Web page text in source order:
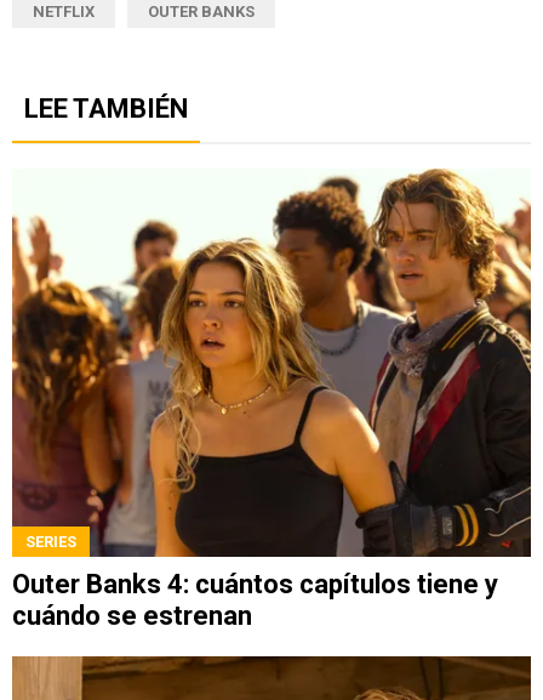
NETFLIX OUTER BANKS
LEE TAMBIÉN
SERIES
Outer Banks 4: cuántos capítulos tiene y
cuándo se estrenan